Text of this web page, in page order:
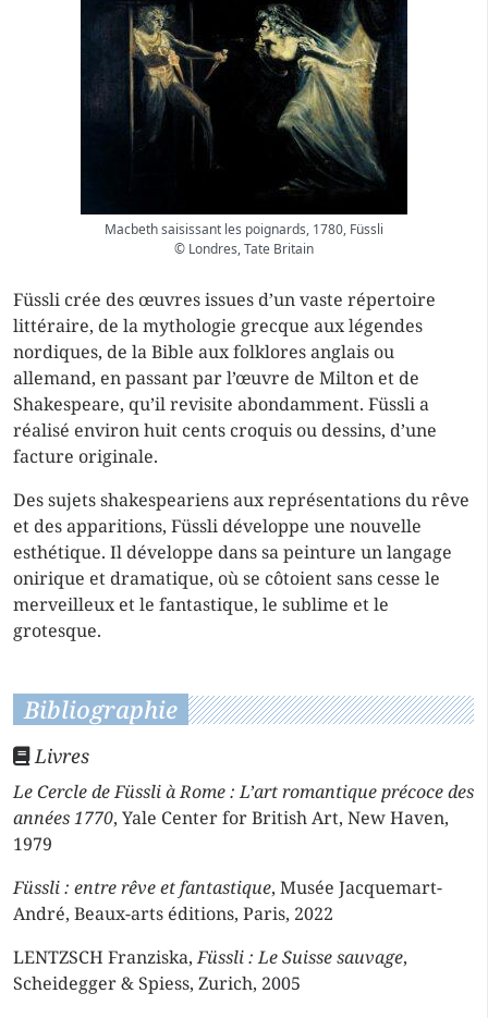
Macbeth saisissant les poignards, 1780, Füssli
© Londres, Tate Britain
Füssli crée des œuvres issues d’un vaste répertoire
littéraire, de la mythologie grecque aux légendes
nordiques, de la Bible aux folklores anglais ou
allemand, en passant par l’œuvre de Milton et de
Shakespeare, qu’il revisite abondamment. Füssli a
réalisé environ huit cents croquis ou dessins, d’une
facture originale.
Des sujets shakespeariens aux représentations du rêve
et des apparitions, Füssli développe une nouvelle
esthétique. Il développe dans sa peinture un langage
onirique et dramatique, où se côtoient sans cesse le
merveilleux et le fantastique, le sublime et le
grotesque.
Bibliographie
Livres
Le Cercle de Füssli à Rome : L’art romantique précoce des
années 1770, Yale Center for British Art, New Haven,
1979
Füssli : entre rêve et fantastique, Musée Jacquemart-
André, Beaux-arts éditions, Paris, 2022
LENTZSCH Franziska,Füssli : Le Suisse sauvage,
Scheidegger & Spiess, Zurich, 2005